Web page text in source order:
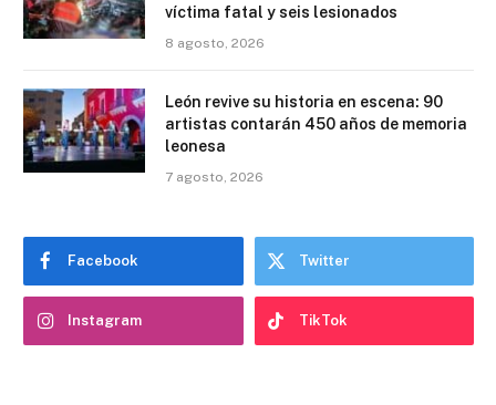
víctima fatal y seis lesionados
8 agosto, 2026
León revive su historia en escena: 90
artistas contarán 450 años de memoria
leonesa
7 agosto, 2026
Facebook Twitter
Instagram TikTok